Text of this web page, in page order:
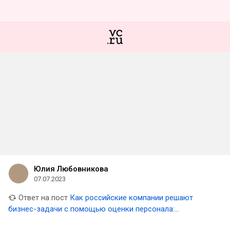
Юлия Любовникова
07.07.2023
Ответ на пост Как российские компании решают
бизнес-задачи с помощью оценки персонала: